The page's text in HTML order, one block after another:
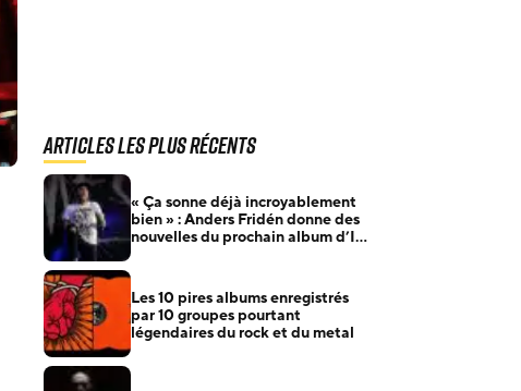
Articles les plus récents
« Ça sonne déjà incroyablement
bien » : Anders Fridén donne des
nouvelles du prochain album d’In
Les 10 pires albums enregistrés
par 10 groupes pourtant
légendaires du rock et du metal